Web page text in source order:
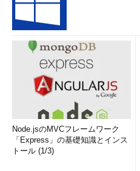
http://www.open-
Node.jsのMVCフレームワーク
「Express」の基礎知識とインス
トール (1/3)